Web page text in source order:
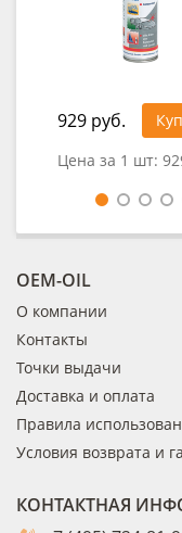
929 руб.
Цена за 1 шт:
OEM-OIL
О компании
Контакты
Точки выдачи
Доставка и оплата
Правила
Условия возврата и
КОНТАКТНАЯ